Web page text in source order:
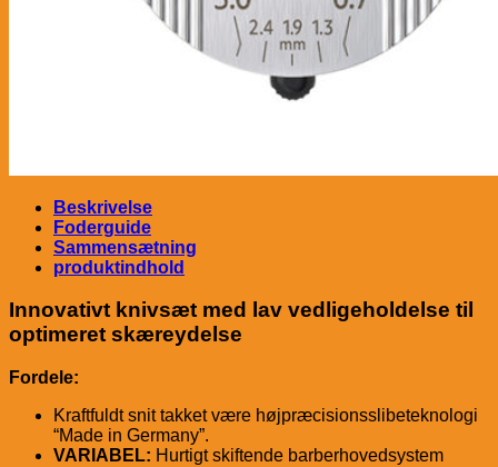
Beskrivelse
Foderguide
Sammensætning
produktindhold
Innovativt knivsæt med lav vedligeholdelse til
optimeret skæreydelse
Fordele:
Kraftfuldt snit takket være højpræcisionsslibeteknologi
“Made in Germany”.
VARIABEL: Hurtigt skiftende barberhovedsystem